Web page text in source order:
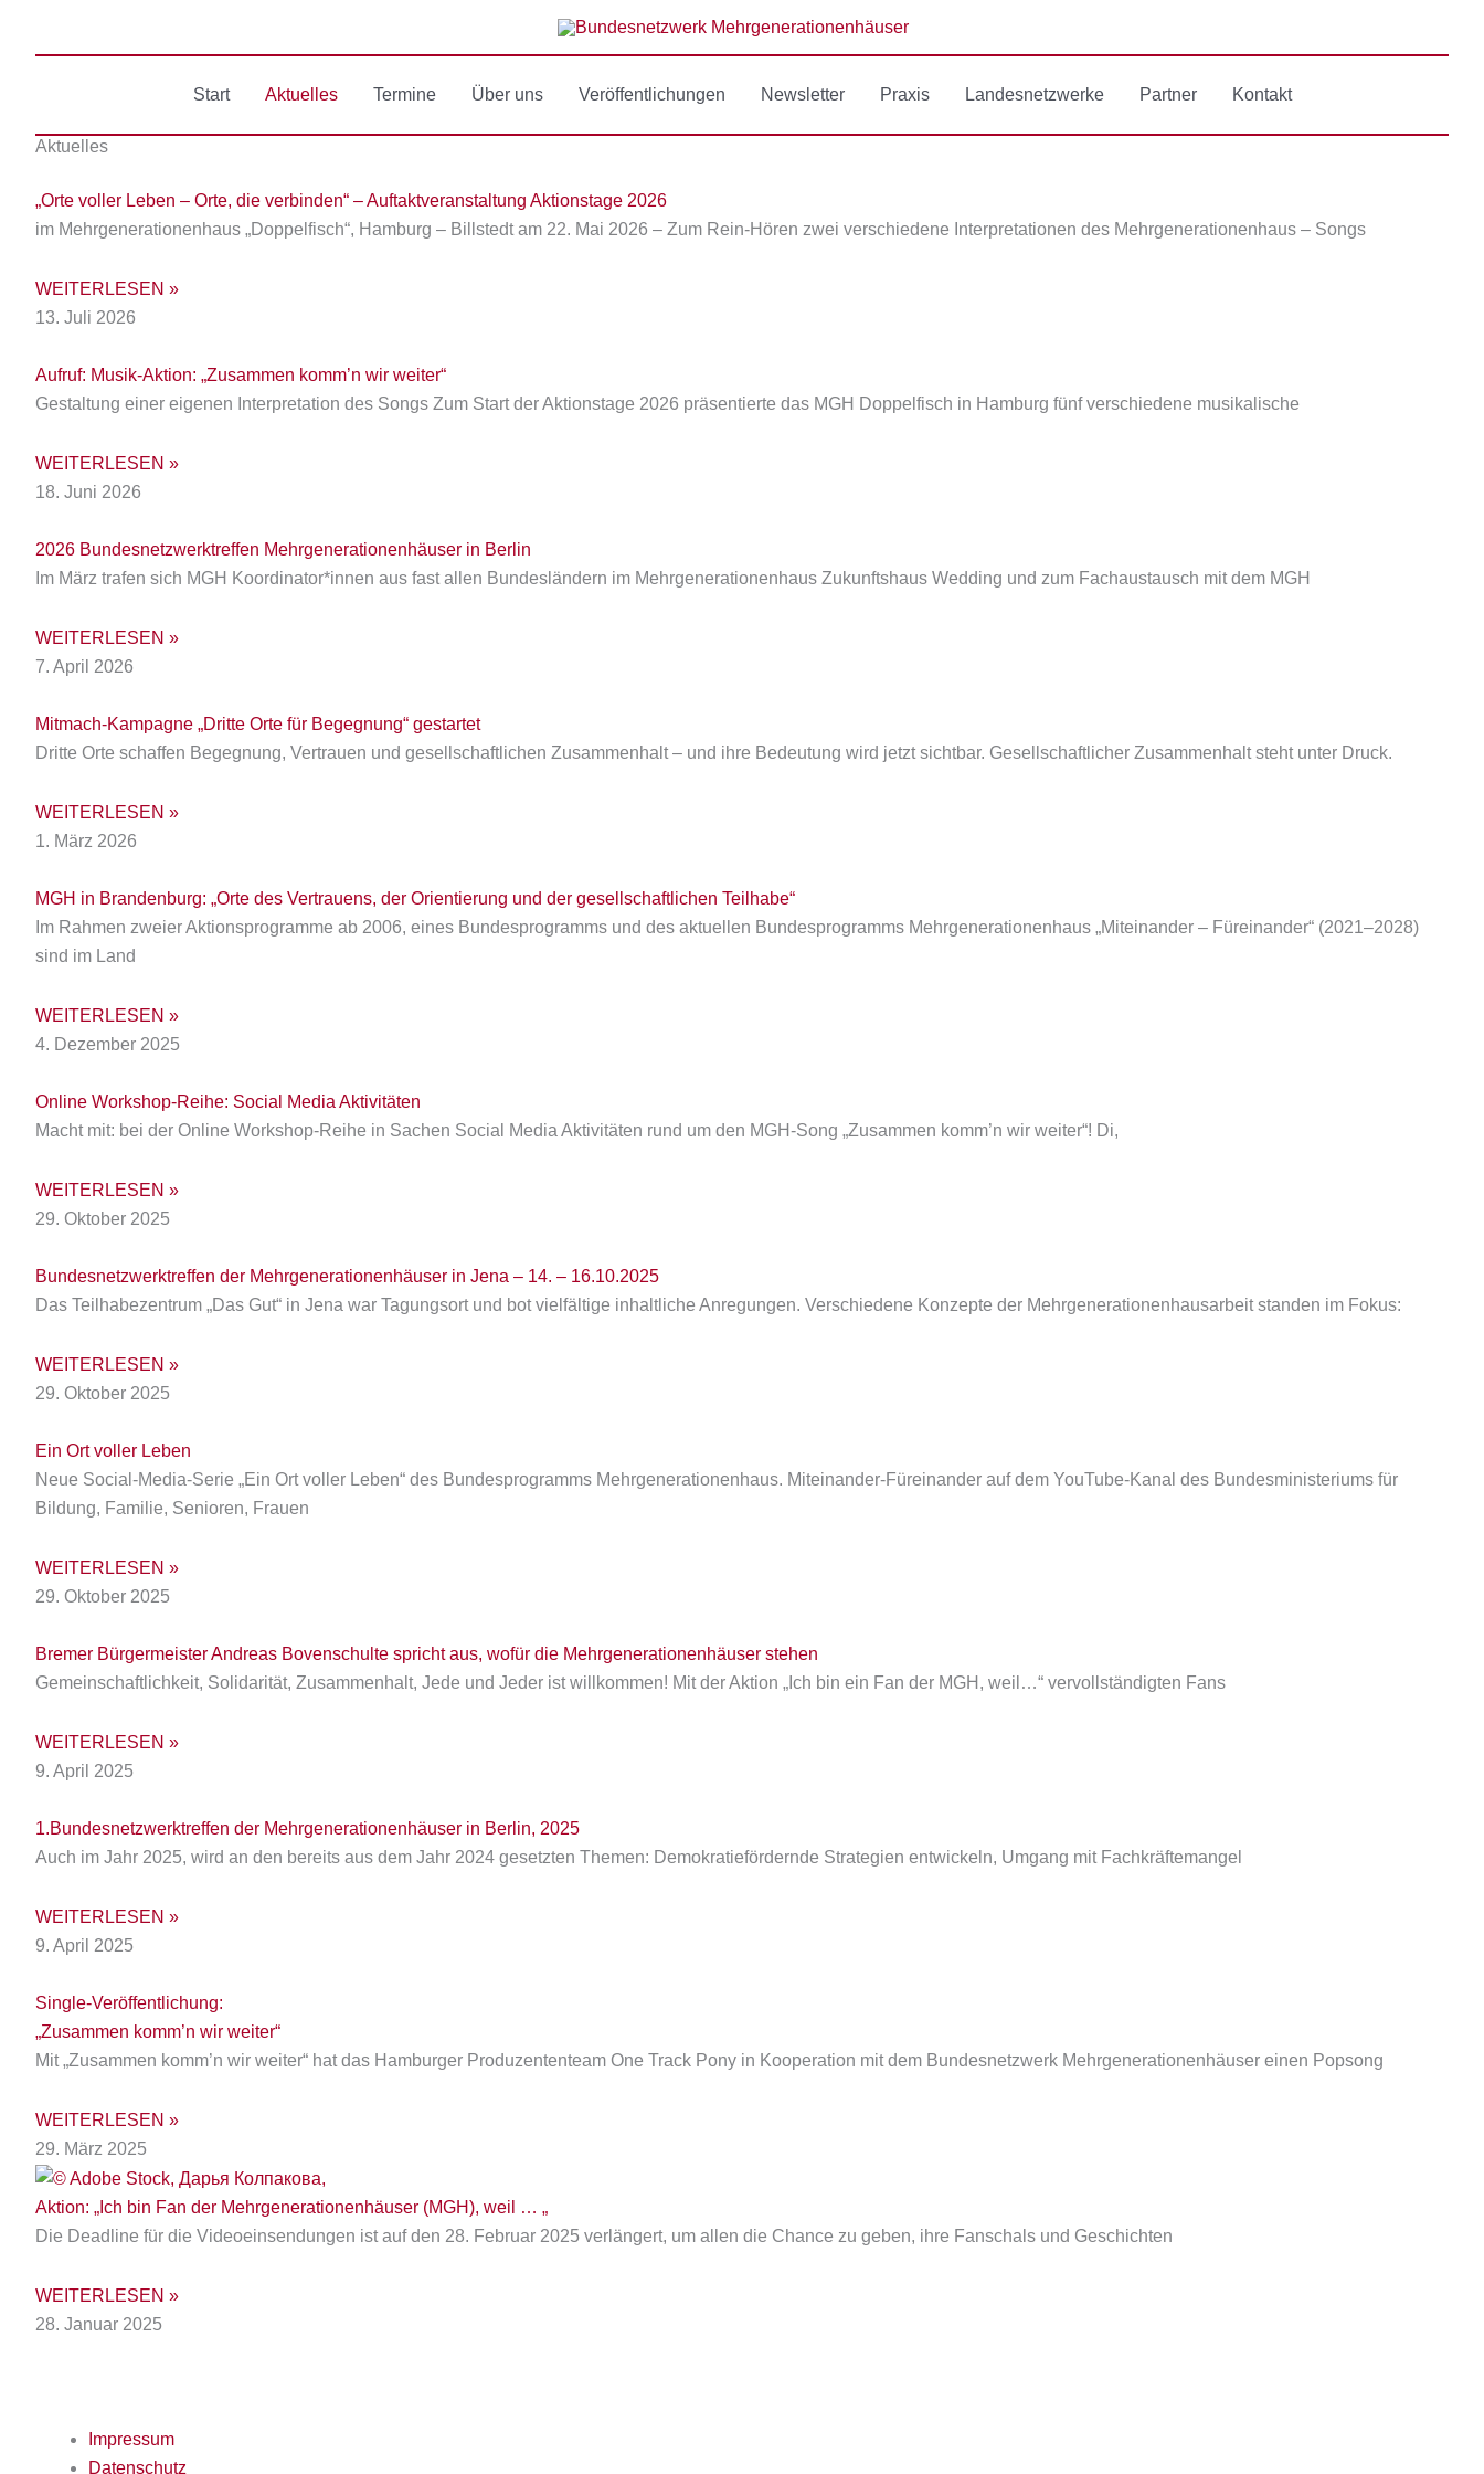
Start
Aktuelles Termine Über uns Veröffentlichungen Newsletter Praxis Landesnetzwerke Partner Kontakt
Aktuelles
„Orte voller Leben – Orte, die verbinden“ – Auftaktveranstaltung Aktionstage 2026
im Mehrgenerationenhaus „Doppelfisch“, Hamburg – Billstedt am 22. Mai 2026 – Zum Rein-Hören zwei verschiedene Interpretationen des Mehrgenerationenhaus – Songs
WEITERLESEN »
13. Juli 2026
Aufruf: Musik-Aktion: „Zusammen komm’n wir weiter“
Gestaltung einer eigenen Interpretation des Songs Zum Start der Aktionstage 2026 präsentierte das MGH Doppelfisch in Hamburg fünf verschiedene musikalische
WEITERLESEN »
18. Juni 2026
2026 Bundesnetzwerktreffen Mehrgenerationenhäuser in Berlin
Im März trafen sich MGH Koordinator*innen aus fast allen Bundesländern im Mehrgenerationenhaus Zukunftshaus Wedding und zum Fachaustausch mit dem MGH
WEITERLESEN »
7. April 2026
Mitmach-Kampagne „Dritte Orte für Begegnung“ gestartet
Dritte Orte schaffen Begegnung, Vertrauen und gesellschaftlichen Zusammenhalt – und ihre Bedeutung wird jetzt sichtbar. Gesellschaftlicher Zusammenhalt steht unter Druck.
WEITERLESEN »
1. März 2026
MGH in Brandenburg: „Orte des Vertrauens, der Orientierung und der gesellschaftlichen Teilhabe“
Im Rahmen zweier Aktionsprogramme ab 2006, eines Bundesprogramms und des aktuellen Bundesprogramms Mehrgenerationenhaus „Miteinander – Füreinander“ (2021–2028)
sind im Land
WEITERLESEN »
4. Dezember 2025
Online Workshop-Reihe: Social Media Aktivitäten
Macht mit: bei der Online Workshop-Reihe in Sachen Social Media Aktivitäten rund um den MGH-Song „Zusammen komm’n wir weiter“! Di,
WEITERLESEN »
29. Oktober 2025
Bundesnetzwerktreffen der Mehrgenerationenhäuser in Jena – 14. – 16.10.2025
Das Teilhabezentrum „Das Gut“ in Jena war Tagungsort und bot vielfältige inhaltliche Anregungen. Verschiedene Konzepte der Mehr­genera­tio­nen­haus­arbeit standen im Fokus:
WEITERLESEN »
29. Oktober 2025
Ein Ort voller Leben
Neue Social-Media-Serie „Ein Ort voller Leben“ des Bundesprogramms Mehrgenerationenhaus. Miteinander-Füreinander auf dem YouTube-Kanal des Bundesministeriums für
Bildung, Familie, Senioren, Frauen
WEITERLESEN »
29. Oktober 2025
Bremer Bürgermeister Andreas Bovenschulte spricht aus, wofür die Mehr­generationen­häuser stehen
Gemeinschaftlichkeit, Solidarität, Zusammenhalt, Jede und Jeder ist willkommen! Mit der Aktion „Ich bin ein Fan der MGH, weil…“ vervollständigten Fans
WEITERLESEN »
9. April 2025
1.Bundesnetzwerktreffen der Mehrgenerationenhäuser in Berlin, 2025
Auch im Jahr 2025, wird an den bereits aus dem Jahr 2024 gesetzten Themen: Demokratiefördernde Strategien entwickeln, Umgang mit Fachkräftemangel
WEITERLESEN »
9. April 2025
Single-Veröffentlichung:
„Zusammen komm’n wir weiter“
Mit „Zusammen komm’n wir weiter“ hat das Hamburger Produzententeam One Track Pony in Kooperation mit dem Bundesnetzwerk Mehrgenerationen­häuser einen Popsong
WEITERLESEN »
29. März 2025
Aktion: „Ich bin Fan der Mehrgenerationenhäuser (MGH), weil … „
Die Deadline für die Videoeinsendungen ist auf den 28. Februar 2025 verlängert, um allen die Chance zu geben, ihre Fanschals und Geschichten
WEITERLESEN »
28. Januar 2025
Impressum
Datenschutz